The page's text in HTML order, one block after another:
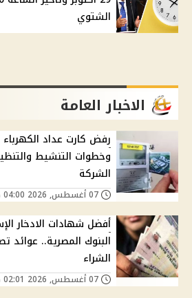
الشتوي
الاخبار العامة
رفض كارت عداد
وخطوات التنشيط
الشركة
الشراء